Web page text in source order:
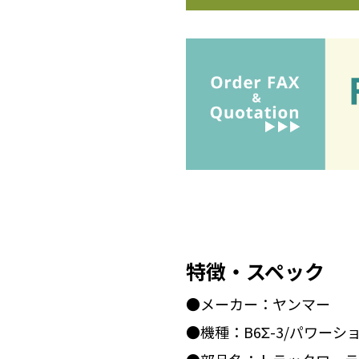
特徴・スペック
●メーカー：ヤンマー
●機種：B6Σ-3/パワーシ